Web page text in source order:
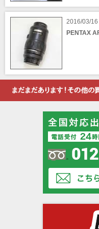
2016/03/16
PENTAX